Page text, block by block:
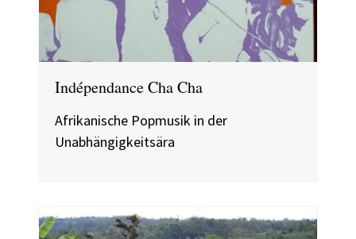
Indépendance Cha Cha
Afrikanische Popmusik in der
Unabhängigkeitsära